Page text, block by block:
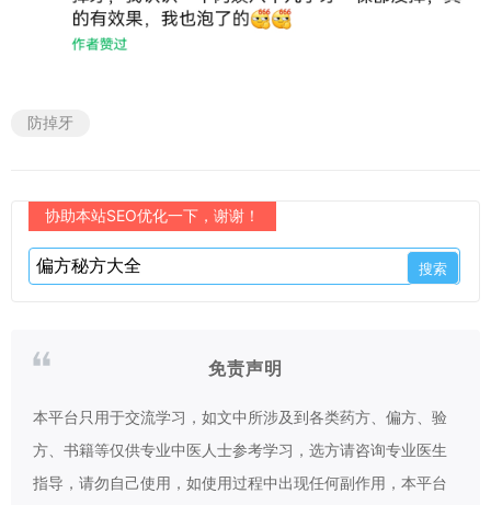
防掉牙
协助本站SEO优化一下，谢谢！
免责声明
本平台只用于交流学习，如文中所涉及到各类药方、偏方、验
方、书籍等仅供专业中医人士参考学习，选方请咨询专业医生
指导，请勿自己使用，如使用过程中出现任何副作用，本平台